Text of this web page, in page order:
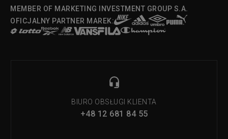
MEMBER OF MARKETING INVESTMENT GROUP S.A.
OFICJALNY PARTNER MAREK:
BIURO OBSŁUGI KLIENTA
+48 12 681 84 55